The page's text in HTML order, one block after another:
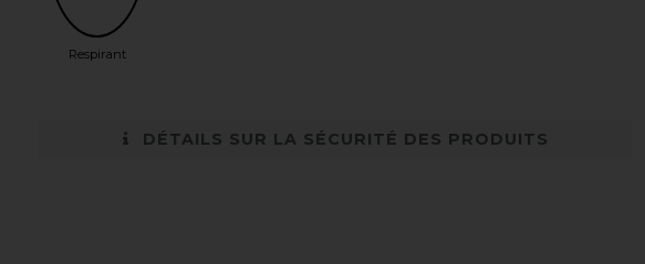
Respirant
DÉTAILS SUR LA SÉCURITÉ DES PRODUITS